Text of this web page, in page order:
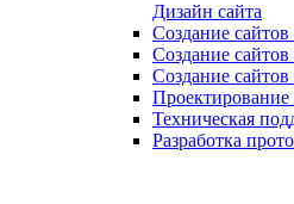
Дизайн сайта
Создание сайтов
Создание
Создание сайтов
Проектирование
Техническая
Разработка